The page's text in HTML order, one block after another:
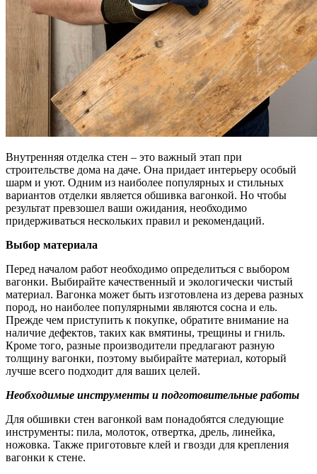
Внутренняя отделка стен – это важный этап при
строительстве дома на даче. Она придает интерьеру особый
шарм и уют. Одним из наиболее популярных и стильных
вариантов отделки является обшивка вагонкой. Но чтобы
результат превзошел ваши ожидания, необходимо
придерживаться нескольких правил и рекомендаций.
Выбор материала
Перед началом работ необходимо определиться с выбором
вагонки. Выбирайте качественный и экологически чистый
материал. Вагонка может быть изготовлена из дерева разных
пород, но наиболее популярными являются сосна и ель.
Прежде чем приступить к покупке, обратите внимание на
наличие дефектов, таких как вмятины, трещины и гниль.
Кроме того, разные производители предлагают разную
толщину вагонки, поэтому выбирайте материал, который
лучше всего подходит для ваших целей.
Необходимые инструменты и подготовительные работы
Для обшивки стен вагонкой вам понадобятся следующие
инструменты: пила, молоток, отвертка, дрель, линейка,
ножовка. Также приготовьте клей и гвозди для крепления
вагонки к стене.